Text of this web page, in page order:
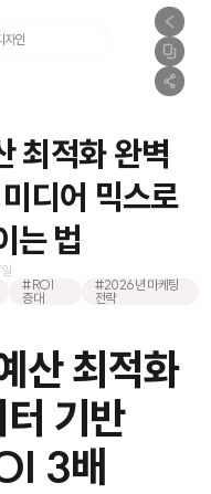
자인
최적화 완벽
디어 믹스로
는 법
#ROI
증대
#2026년 마케팅
전략
산 최적화
기반
3배